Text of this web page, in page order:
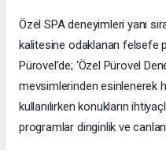
Özel SPA deneyimleri yanı
kalitesine odaklanan felsefe
Pürovel’de; ‘Özel Pürovel
mevsimlerinden esinlenerek
kullanılırken konukların
programlar dinginlik ve